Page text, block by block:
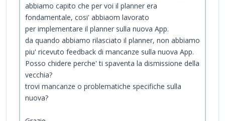
abbiamo capito che per voi il planner era
fondamentale, cosi' abbiaom lavorato
per implementare il planner sulla nuova App.
da quando abbiamo rilasciato il planner, non abbiamo
piu' ricevuto feedback di mancanze sulla nuova App.
Posso chidere perche' ti spaventa la dismissione della
vecchia?
trovi mancanze o problematiche specifiche sulla
nuova?